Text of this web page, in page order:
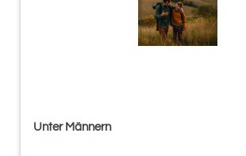
Unter Männern